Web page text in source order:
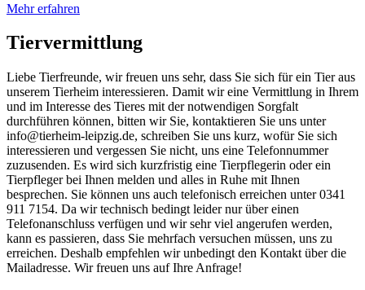
Mehr erfahren
Tiervermittlung
Liebe Tierfreunde, wir freuen uns sehr, dass Sie sich für ein Tier aus
unserem Tierheim interessieren. Damit wir eine Vermittlung in Ihrem
und im Interesse des Tieres mit der notwendigen Sorgfalt
durchführen können, bitten wir Sie, kontaktieren Sie uns unter
info@tierheim-leipzig.de, schreiben Sie uns kurz, wofür Sie sich
interessieren und vergessen Sie nicht, uns eine Telefonnummer
zuzusenden. Es wird sich kurzfristig eine Tierpflegerin oder ein
Tierpfleger bei Ihnen melden und alles in Ruhe mit Ihnen
besprechen. Sie können uns auch telefonisch erreichen unter 0341
911 7154. Da wir technisch bedingt leider nur über einen
Telefonanschluss verfügen und wir sehr viel angerufen werden,
kann es passieren, dass Sie mehrfach versuchen müssen, uns zu
erreichen. Deshalb empfehlen wir unbedingt den Kontakt über die
Mailadresse. Wir freuen uns auf Ihre Anfrage!